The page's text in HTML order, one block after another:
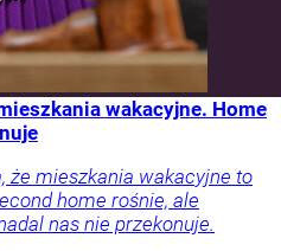
wakacyjne. Home
że mieszkania wakacyjne to
home rośnie, ale
nas nie przekonuje.